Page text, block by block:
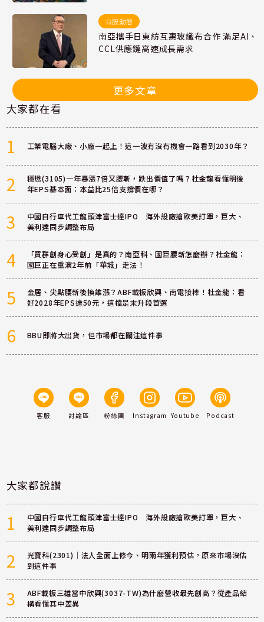
台股動態
南亞攜手日東紡互惠玻纖布合作 滿足AI、
CCL供應鏈高速成長需求
更多文章
大家都在看
1 工業電腦大廠、小廠一起上！這一波有沒有機會一路看到2030年？
2
穩懋(3105)一年暴漲7倍又腰斬，跌出價值了嗎？杜金龍看懂明後
年EPS基本面：本益比25倍支撐價在哪？
3
中國自行車代工龍頭津富士達IPO 海外設廠搶歐美訂單，巨大、
美利達同步調整布局
4
「買群創身心受創」是真的？南亞科、國巨腰斬怎麼辦？杜金龍：
國巨正在重演2年前「華城」走法！
5
金居、尖點腰斬後換誰漲？ABF載板欣興、南電接棒！杜金龍：看
好2028年EPS達50元，這檔是末升段首選
6 BBU即將大出貨，但市場都在關注這件事
客服 討論區 粉絲團 Instagram Youtube Podcast
大家都說讚
1
中國自行車代工龍頭津富士達IPO 海外設廠搶歐美訂單，巨大、
美利達同步調整布局
2
光寶科(2301)｜法人全面上修今、明兩年獲利預估，原來市場沒估
到這件事
3
ABF載板三雄當中欣興(3037-TW)為什麼營收最先創高？從產品結
構看懂其中差異